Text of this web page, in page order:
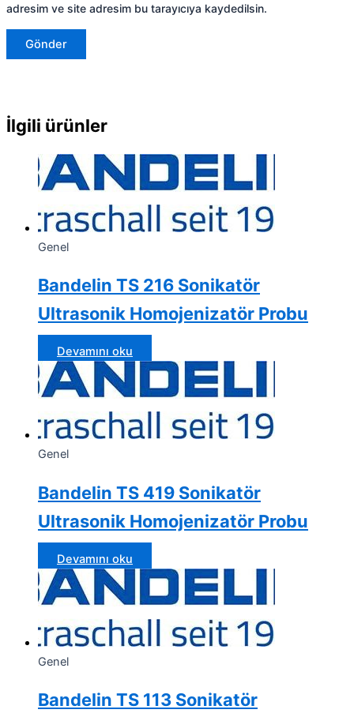
adresim ve site adresim bu tarayıcıya kaydedilsin.
İlgili ürünler
Genel
Bandelin TS 216 Sonikatör
Ultrasonik Homojenizatör Probu
Devamını oku
Genel
Bandelin TS 419 Sonikatör
Ultrasonik Homojenizatör Probu
Devamını oku
Genel
Bandelin TS 113 Sonikatör